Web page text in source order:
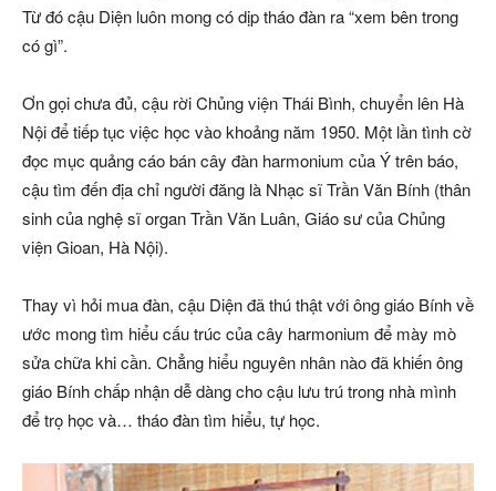
Từ đó cậu Diện luôn mong có dịp tháo đàn ra “xem bên trong
có gì”.
Ơn gọi chưa đủ, cậu rời Chủng viện Thái Bình, chuyển lên Hà
Nội để tiếp tục việc học vào khoảng năm 1950. Một lần tình cờ
đọc mục quảng cáo bán cây đàn harmonium của Ý trên báo,
cậu tìm đến địa chỉ người đăng là Nhạc sĩ Trần Văn Bính (thân
sinh của nghệ sĩ organ Trần Văn Luân, Giáo sư của Chủng
viện Gioan, Hà Nội).
Thay vì hỏi mua đàn, cậu Diện đã thú thật với ông giáo Bính về
ước mong tìm hiểu cấu trúc của cây harmonium để mày mò
sửa chữa khi cần. Chẳng hiểu nguyên nhân nào đã khiến ông
giáo Bính chấp nhận dễ dàng cho cậu lưu trú trong nhà mình
để trọ học và… tháo đàn tìm hiểu, tự học.